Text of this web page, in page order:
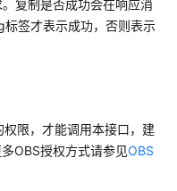
复制是否成功会在响应消
签才表示成功，否则表示
权限，才能调用本接口，建
OBS授权方式请参见OBS